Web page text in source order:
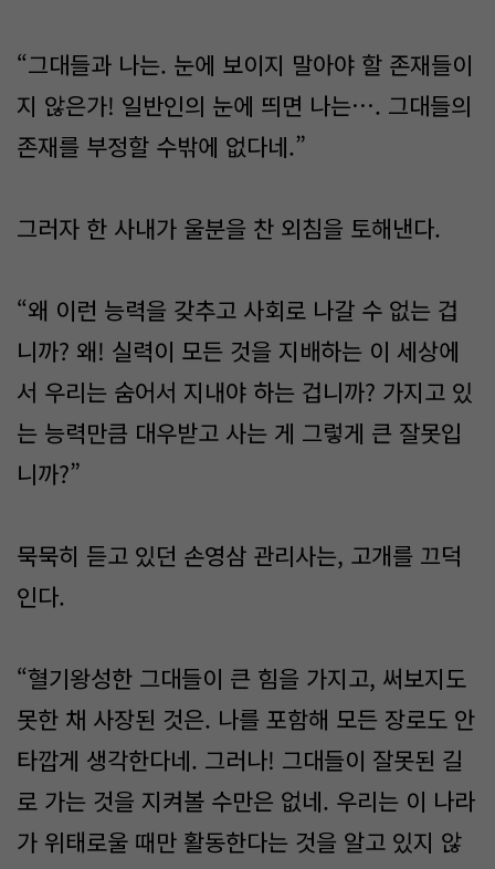
“그대들과 나는. 눈에 보이지 말아야 할 존재들이
지 않은가! 일반인의 눈에 띄면 나는…. 그대들의
존재를 부정할 수밖에 없다네.”
그러자 한 사내가 울분을 찬 외침을 토해낸다.
“왜 이런 능력을 갖추고 사회로 나갈 수 없는 겁
니까? 왜! 실력이 모든 것을 지배하는 이 세상에
서 우리는 숨어서 지내야 하는 겁니까? 가지고 있
는 능력만큼 대우받고 사는 게 그렇게 큰 잘못입
니까?”
묵묵히 듣고 있던 손영삼 관리사는, 고개를 끄덕
인다.
“혈기왕성한 그대들이 큰 힘을 가지고, 써보지도
못한 채 사장된 것은. 나를 포함해 모든 장로도 안
타깝게 생각한다네. 그러나! 그대들이 잘못된 길
로 가는 것을 지켜볼 수만은 없네. 우리는 이 나라
가 위태로울 때만 활동한다는 것을 알고 있지 않